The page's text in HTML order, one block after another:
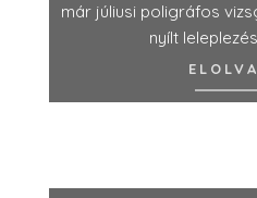
már júliusi poligráfos
nyílt